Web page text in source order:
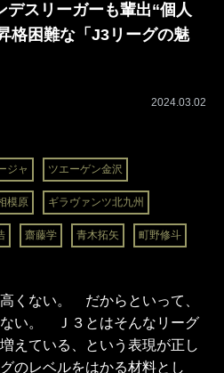
デスリーガーも輩出“個人
格困難な「J3リーグの魅
2024.03.02
ジャ ツエーゲン金沢
模原 ギラヴァンツ北九州
齋藤学 青木拓矢 町野修斗
くない。 だからといって、
い。 Ｊ３とはそんなリーグ
えている、という表現が正し
のレベルをはかる材料とし